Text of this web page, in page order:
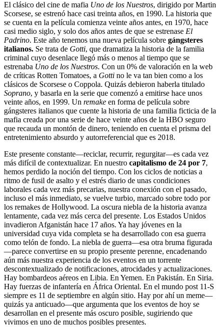
El clásico del cine de mafia Uno de los Nuestros, dirigido por Martin
Scorsese, se estrenó hace casi treinta años, en 1990. La historia que
se cuenta en la película comienza veinte años antes, en 1970, hace
casi medio siglo, y solo dos años antes de que se estrenase El
Padrino. Este año tenemos una nueva película sobre gángsteres
italianos. Se trata de Gotti, que dramatiza la historia de la familia
criminal cuyo desenlace llegó más o menos al tiempo que se
estrenaba Uno de los Nuestros. Con un 0% de valoración en la web
de críticas Rotten Tomatoes, a Gotti no le va tan bien como a los
clásicos de Scorsese o Coppola. Quizás debieron haberla titulado
Soprano, y basarla en la serie que comenzó a emitirse hace unos
veinte años, en 1999. Un remake en forma de película sobre
gángsteres italianos que cuente la historia de una familia ficticia de la
mafia creada por una serie de hace veinte años de la HBO seguro
que recauda un montón de dinero, teniendo en cuenta el prisma del
entretenimiento absurdo y autorreferencial que es 2018.
Este presente constante—reciclar, recurrir, regurgitar—es cada vez
más difícil de contextualizar. En nuestro capitalismo de 24 por 7,
hemos perdido la noción del tiempo. Con los ciclos de noticias a
ritmo de fusil de asalto y el estrés diario de unas condiciones
laborales cada vez más precarias, nuestra conexión con el pasado,
incluso el más inmediato, se vuelve turbio, marcado sobre todo por
los remakes de Hollywood. La oscura niebla de la historia avanza
lentamente, cada vez más cerca del presente. Los Estados Unidos
invadieron Afganistán hace 17 años. Ya hay jóvenes en la
universidad cuya vida completa se ha desarrollado con esa guerra
como telón de fondo. La niebla de guerra—esa otra bruma figurada
—parece convertirse en su propio presente perenne, encadenando
aún más nuestra experiencia de los eventos en un torrente
descontextualizado de notificaciones, atrocidades y actualizaciones.
Hay bombardeos aéreos en Libia. En Yemen. En Pakistán. En Siria.
Hay fuerzas de infantería en África Oriental. En el mundo post 11-S
siempre es 11 de septiembre en algún sitio. Hay por ahí un meme—
quizás ya anticuado—que argumenta que los eventos de hoy se
desarrollan en el presente más oscuro posible, sugiriendo que
vivimos en uno de muchos posibles presentes.